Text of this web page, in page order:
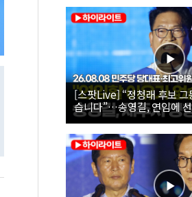
[스팟Live] “정청래 후보 그동안 고생 많이 했
습니다”…송영길, 연임에 선 긋기 |
더불어민주당 당대표·최고
동연설회